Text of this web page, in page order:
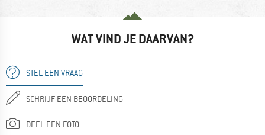
WAT VIND JE DAARVAN?
STEL EEN VRAAG
SCHRIJF EEN BEOORDELING
DEEL EEN FOTO